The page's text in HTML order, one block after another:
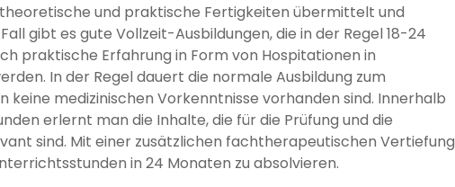
theoretische und praktische Fertigkeiten übermittelt und
gibt es gute Vollzeit-Ausbildungen, die in der Regel 18-24
praktische Erfahrung in Form von Hospitationen in
In der Regel dauert die normale Ausbildung zum
keine medizinischen Vorkenntnisse vorhanden sind. Innerhalb
erlernt man die Inhalte, die für die Prüfung und die
sind. Mit einer zusätzlichen fachtherapeutischen Vertiefung
in 24 Monaten zu absolvieren.